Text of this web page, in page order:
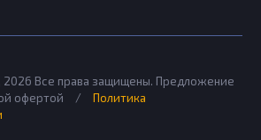
2026 Все права защищены. Предложение
офертой
/
Политика